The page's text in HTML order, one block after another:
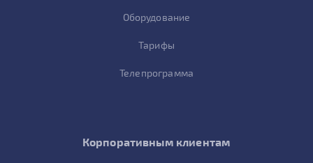
Оборудование
Тарифы
Телепрограмма
Корпоративным клиентам